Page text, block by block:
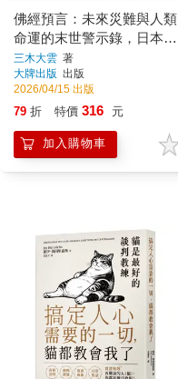
佛經預言：未來災難與人類
命運的末世警示錄，日本超
人氣和尚三木大雲化解災厄‧
積德改運的預言之書
三木大雲 著
大牌出版 出版
2026/04/15 出版
79 折 特價 316 元
加入購物車